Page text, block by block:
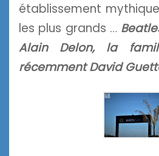
établissement
les plus grands …
Alain Delon, la
récemment David